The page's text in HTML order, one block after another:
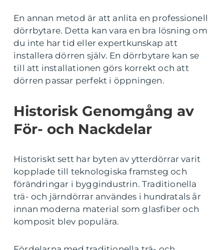
En annan metod är att anlita en professionell
dörrbytare. Detta kan vara en bra lösning om
du inte har tid eller expertkunskap att
installera dörren själv. En dörrbytare kan se
till att installationen görs korrekt och att
dörren passar perfekt i öppningen.
Historisk Genomgång av
För- och Nackdelar
Historiskt sett har byten av ytterdörrar varit
kopplade till teknologiska framsteg och
förändringar i byggindustrin. Traditionella
trä- och järndörrar användes i hundratals år
innan moderna material som glasfiber och
komposit blev populära.